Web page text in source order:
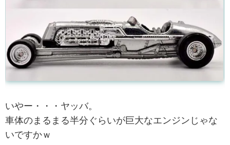
いやー・・・ヤッバ。
車体のまるまる半分ぐらいが巨大なエンジンじゃな
いですかｗ